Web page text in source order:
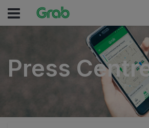
Press Press